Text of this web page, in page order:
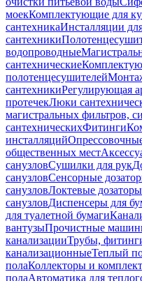
моекКомплектующие для
сантехникаИнсталляции
сантехники
водопроводные
сантехнические
полотенцесушителей
сантехникиРегулирующая
протечекЛюки
магистральных фильтров,
сантехническихФитинги
инсталляций
общественных мест
санузловСушилки для рук
санузловСенсорные
санузловЛоктевые
санузловДиспенсеры для
для туалетной бумаги
вантузыПрочистные
канализацииТрубы,
канализационныеТеплый
полаКоллекторы и
полаАвтоматика для